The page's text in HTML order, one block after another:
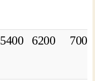
5400 6200 7000